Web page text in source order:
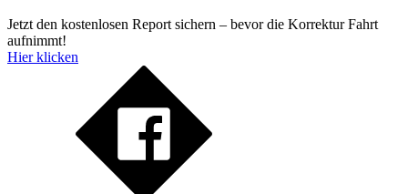
Jetzt den kostenlosen Report sichern – bevor die Korrektur Fahrt
aufnimmt!
Hier klicken